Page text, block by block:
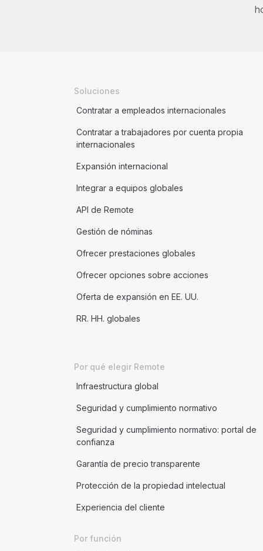
Soluciones
Contratar a empleados internacionales
Contratar a trabajadores por cuenta propia
internacionales
Expansión internacional
Integrar a equipos globales
API de Remote
Gestión de nóminas
Ofrecer prestaciones globales
Ofrecer opciones sobre acciones
Oferta de expansión en EE. UU.
RR. HH. globales
Por qué elegir Remote
Infraestructura global
Seguridad y cumplimiento normativo
Seguridad y cumplimiento normativo: portal de
confianza
Garantía de precio transparente
Protección de la propiedad intelectual
Experiencia del cliente
Por función